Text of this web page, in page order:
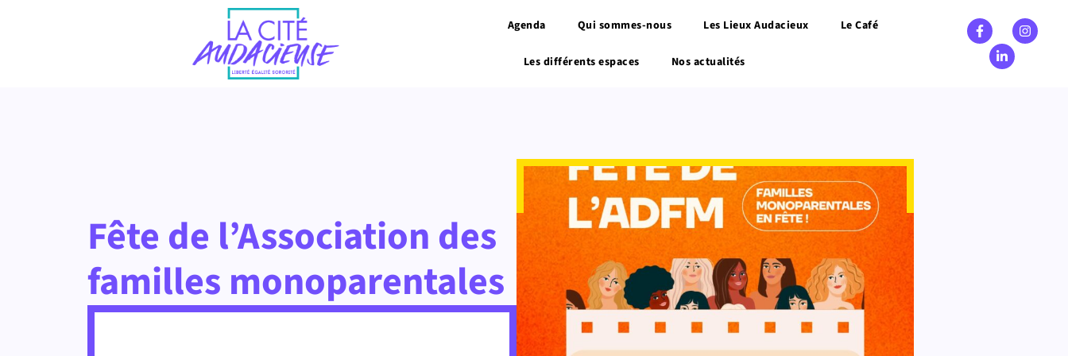
Agenda Qui sommes-nous Les Lieux Audacieux Le Café
Les différents espaces Nos actualités
Fête de l’Association des
familles monoparentales